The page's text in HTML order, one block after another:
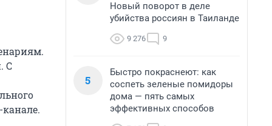
С
Новый поворот в деле
убийства россиян в Таиланде
9 276 9
5
Быстро покраснеют: как
соспеть зеленые помидоры
дома — пять самых
эффективных способов